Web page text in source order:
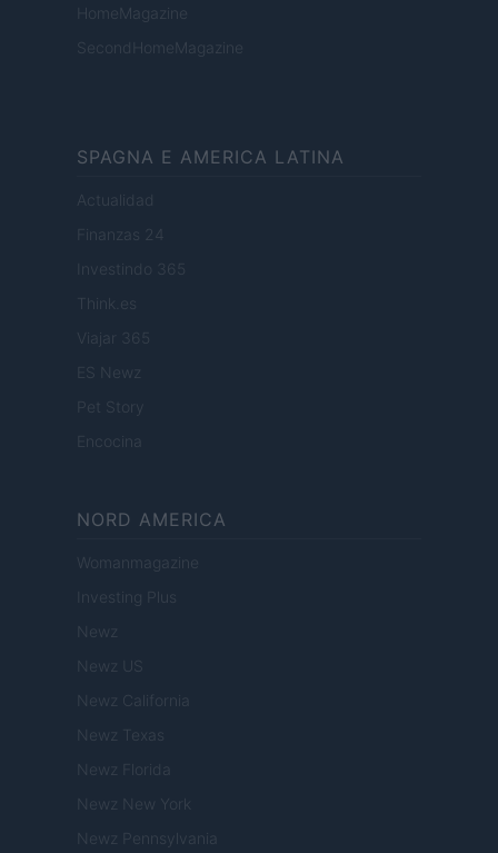
HomeMagazine
SecondHomeMagazine
SPAGNA E AMERICA LATINA
Actualidad
Finanzas 24
Investindo 365
Think.es
Viajar 365
ES Newz
Pet Story
Encocina
NORD AMERICA
Womanmagazine
Investing Plus
Newz
Newz US
Newz California
Newz Texas
Newz Florida
Newz New York
Newz Pennsylvania